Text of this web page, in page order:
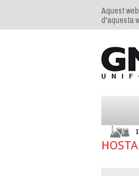
Aquest
d'aquesta